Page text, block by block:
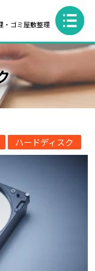
・ゴミ屋敷整理
ハードディスク